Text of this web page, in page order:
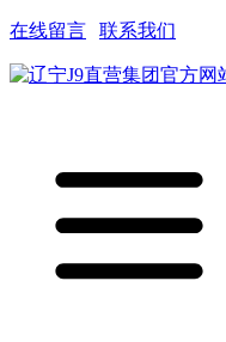
在线留言 联系我们